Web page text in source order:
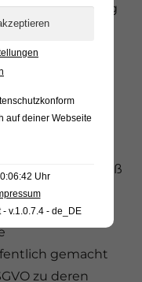
ist zur Erfüllung
nach dem
der
dem der
gemäß
gemacht
zu deren
auf deiner Webseite
Uhr
v.1.0.7.4 - de_DE